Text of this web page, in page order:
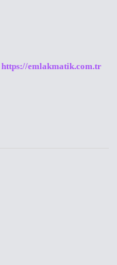
https://emlakmatik.com.tr